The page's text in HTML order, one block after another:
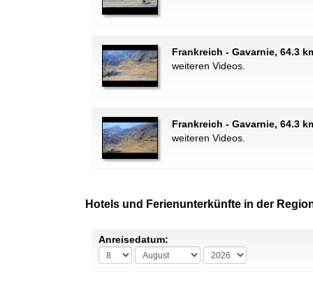
Frankreich - Gavarnie, 64.3
weiteren Videos.
Frankreich - Gavarnie, 64.3
weiteren Videos.
Hotels und Ferienunterkünfte in der
Anreisedatum: